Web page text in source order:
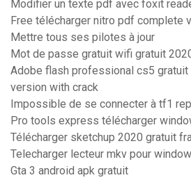
Modifier un texte pdf avec foxit
Free télécharger nitro pdf complete
Mettre tous ses pilotes à jour
Mot de passe gratuit wifi gratuit
Adobe flash professional cs5
version with crack
Impossible de se connecter à tf1
Pro tools express télécharger
Télécharger sketchup 2020 gratuit
Telecharger lecteur mkv pour
Gta 3 android apk gratuit